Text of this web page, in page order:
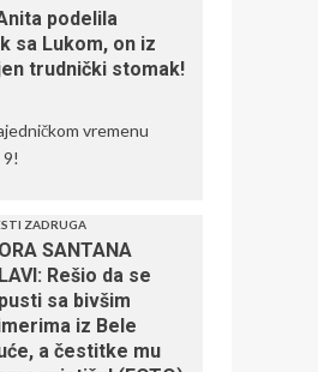
podelila
sa Lukom, on iz
trudnički stomak!
vremenu
ZADRUGA
SANTANA
Rešio da se
sa bivšim
iz Bele
a čestitke mu